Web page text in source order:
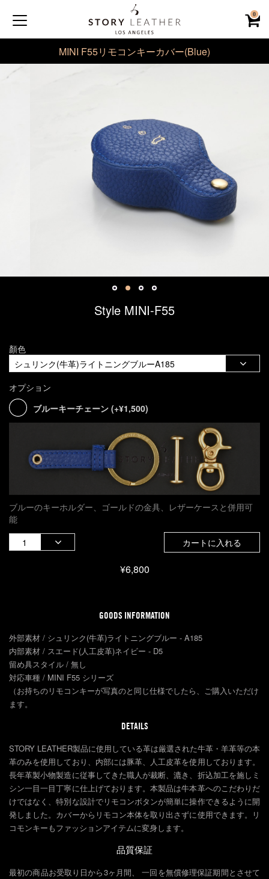
0
MINI F55リモコンキーカバー(Blue)
Style MINI-F55
顏色
オプション
ブルーキーチェーン (+¥1,500)
ブルーのキーホルダー、ゴールドの金具、レザーケースと併用可
能
カートに入れる
¥6,800
GOODS INFORMATION
外部素材 / シュリンク(牛革)ライトニングブルー - A185
内部素材 / スエード(人工皮革)ネイビー - D5
留め具スタイル / 無し
対応車種 / MINI F55 シリーズ
（お持ちのリモコンキーが写真のと同じ仕様でしたら、ご購入いただけ
ます。
DETAILS
STORY LEATHER製品に使用している革は厳選された牛革・羊革等の本
革のみを使用しており、内部には豚革、人工皮革を使用しております。
長年革製小物製造に従事してきた職人が裁断、漉き、折込加工を施しミ
シン一目一目丁寧に仕上げております。本製品は牛本革へのこだわりだ
けではなく、特別な設計でリモコンボタンが簡単に操作できるように開
発しました。カバーからリモコン本体を取り出さずに使用できます。リ
コモンキーもファッションアイテムに変身します。
品質保証
最初の商品お受取り日から3ヶ月間、 一回を無償修理保証期間とさせて